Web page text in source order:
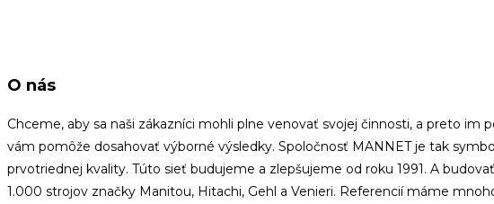
O nás
Chceme, aby sa naši zákazníci mohli plne venovať svojej činnosti, a preto
vám pomôže dosahovať výborné výsledky. Spoločnosť MANNET je tak
prvotriednej kvality. Túto sieť budujeme a zlepšujeme od roku 1991. A
1.000 strojov značky Manitou, Hitachi, Gehl a Venieri. Referencií máme